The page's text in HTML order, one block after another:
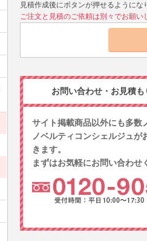
見積作成後にボタンが押せるようにな
ご注文と見積のご依頼は別々でお願い
お問い合わせ・お見積
サイト掲載商品以外にも多数
ノベルティコンシェルジュ
きます。
まずはお気軽にお問い合わせ